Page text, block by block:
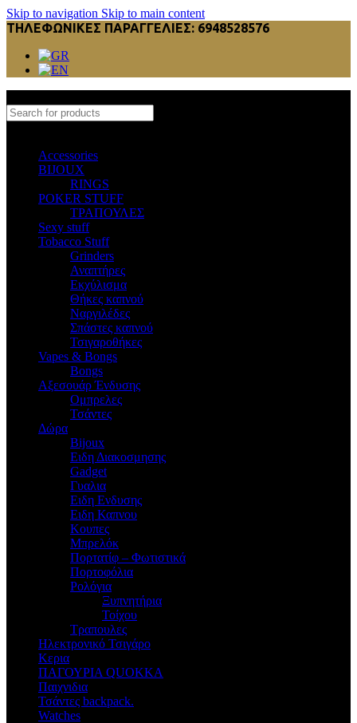
Skip to navigation Skip to main content
ΤΗΛΕΦΩΝΙΚΕΣ ΠΑΡΑΓΓΕΛΙΕΣ: 6948528576
Accessories
BIJOUX
RINGS
POKER STUFF
ΤΡΑΠΟΥΛΕΣ
Sexy stuff
Tobacco Stuff
Grinders
Αναπτήρες
Εκχύλισμα
Θήκες καπνού
Ναργιλέδες
Σπάστες καπνού
Τσιγαροθήκες
Vapes & Bongs
Bongs
Αξεσουάρ Ένδυσης
Oμπρελες
Τσάντες
Δώρα
Bijoux
Eιδη Διακοσμησης
Gadget
Γυαλια
Ειδη Ενδυσης
Ειδη Καπνου
Κουπες
Μπρελόκ
Πορτατίφ – Φωτιστικά
Πορτοφόλια
Ρολόγια
Ξυπνητήρια
Τοίχου
Τραπουλες
Ηλεκτρονικό Τσιγάρο
Κερια
ΠΑΓΟΥΡΙΑ QUOKKA
Παιχνιδια
Τσάντες backpack.
Watches